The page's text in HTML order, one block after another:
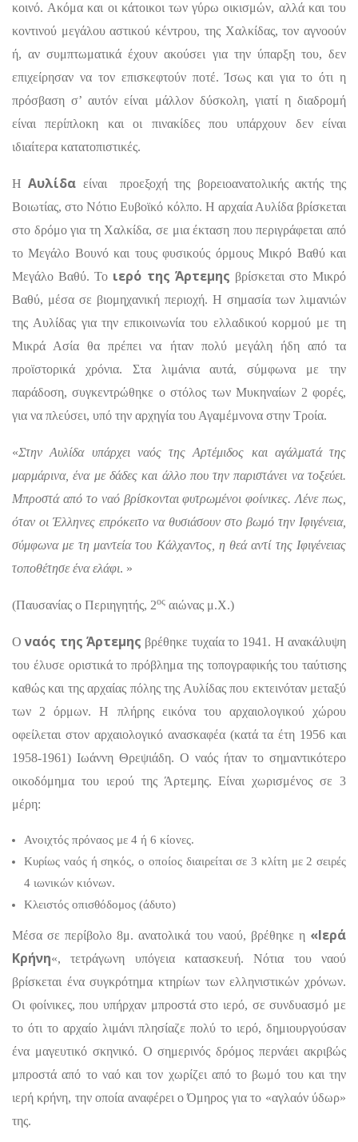
κοινό. Ακόμα και οι κάτοικοι των γύρω οικισμών, αλλά και του
κοντινού μεγάλου αστικού κέντρου, της Χαλκίδας, τον αγνοούν
ή, αν συμπτωματικά έχουν ακούσει για την ύπαρξη του, δεν
επιχείρησαν να τον επισκεφτούν ποτέ. Ίσως και για το ότι η
πρόσβαση σ’ αυτόν είναι μάλλον δύσκολη, γιατί η διαδρομή
είναι περίπλοκη και οι πινακίδες που υπάρχουν δεν είναι
ιδιαίτερα κατατοπιστικές.
ΗΑυλίδα είναι προεξοχή της βορειοανατολικής ακτής της
Βοιωτίας, στο Νότιο Ευβοϊκό κόλπο. Η αρχαία Αυλίδα βρίσκεται
στο δρόμο για τη Χαλκίδα, σε μια έκταση που περιγράφεται από
το Μεγάλο Βουνό και τους φυσικούς όρμους Μικρό Βαθύ και
Μεγάλο Βαθύ. Το ιερό της Άρτεμης βρίσκεται στο Μικρό
Βαθύ, μέσα σε βιομηχανική περιοχή. Η σημασία των λιμανιών
της Αυλίδας για την επικοινωνία του ελλαδικού κορμού με τη
Μικρά Ασία θα πρέπει να ήταν πολύ μεγάλη ήδη από τα
προϊστορικά χρόνια. Στα λιμάνια αυτά, σύμφωνα με την
παράδοση, συγκεντρώθηκε ο στόλος των Μυκηναίων 2 φορές,
για να πλεύσει, υπό την αρχηγία του Αγαμέμνονα στην Τροία.
«Στην Αυλίδα υπάρχει ναός της Αρτέμιδος και αγάλματά της
μαρμάρινα, ένα με δάδες και άλλο που την παριστάνει να τοξεύει.
Μπροστά από το ναό βρίσκονται φυτρωμένοι φοίνικες. Λένε πως,
όταν οι Έλληνες επρόκειτο να θυσιάσουν στο βωμό την Ιφιγένεια,
σύμφωνα με τη μαντεία του Κάλχαντος, η θεά αντί της Ιφιγένειας
τοποθέτησε ένα ελάφι. »
(Παυσανίας ο Περιηγητής, 2ος αιώνας μ.Χ.)
Οναός της Άρτεμης βρέθηκε τυχαία το 1941. Η ανακάλυψη
του έλυσε οριστικά το πρόβλημα της τοπογραφικής του ταύτισης
καθώς και της αρχαίας πόλης της Αυλίδας που εκτεινόταν μεταξύ
των 2 όρμων. Η πλήρης εικόνα του αρχαιολογικού χώρου
οφείλεται στον αρχαιολογικό ανασκαφέα (κατά τα έτη 1956 και
1958-1961) Ιωάννη Θρεψιάδη. Ο ναός ήταν το σημαντικότερο
οικοδόμημα του ιερού της Άρτεμης. Είναι χωρισμένος σε 3
μέρη:
Ανοιχτός πρόναος με 4 ή 6 κίονες.
Κυρίως ναός ή σηκός, ο οποίος διαιρείται σε 3 κλίτη με 2 σειρές
4 ιωνικών κιόνων.
Κλειστός οπισθόδομος (άδυτο)
Μέσα σε περίβολο 8μ. ανατολικά του ναού, βρέθηκε η «Ιερά
Κρήνη«, τετράγωνη υπόγεια κατασκευή. Νότια του ναού
βρίσκεται ένα συγκρότημα κτηρίων των ελληνιστικών χρόνων.
Οι φοίνικες, που υπήρχαν μπροστά στο ιερό, σε συνδυασμό με
το ότι το αρχαίο λιμάνι πλησίαζε πολύ το ιερό, δημιουργούσαν
ένα μαγευτικό σκηνικό. Ο σημερινός δρόμος περνάει ακριβώς
μπροστά από το ναό και τον χωρίζει από το βωμό του και την
ιερή κρήνη, την οποία αναφέρει ο Όμηρος για το «αγλαόν ύδωρ»
της.